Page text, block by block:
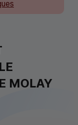
MOLAY